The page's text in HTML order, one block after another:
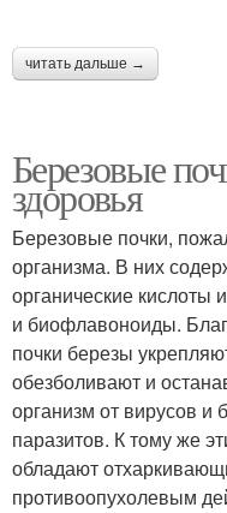
читать дальше →
Березовые
здоровья
Березовые почки,
организма. В них
органические
и биофлавоноиды.
почки березы
обезболивают и
организм от вирусов и
паразитов. К тому же
обладают
противоопухолевым